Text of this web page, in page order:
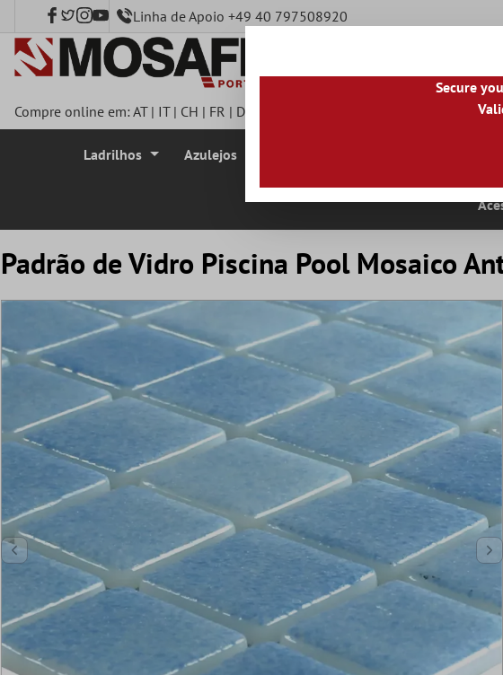
principal Linha de Apoio +49 40 797508920
Compre online em:AT| IT| CH | FR | DE |PL|
Ladrilhos Azulejos Ladrilhos
Padrão de Vidro Piscina Pool Mosaico
Secure